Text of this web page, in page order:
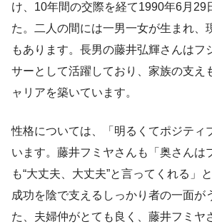
け、10年間の交際を経て1990年6月29
た。二人の間には一男一女が生まれ、
もあります。長男の藤井弘輝さんはフ
サーとして活躍しており、家族の支え
ャリアを築いています。
性格については、「明るくてポジティ
います。藤井フミヤさんも「奥さんは
も“大丈夫、大丈夫”と言ってくれる」
成功を陰で支えるしっかり者の一面が
た、夫婦仲がとても良く、藤井フミヤ